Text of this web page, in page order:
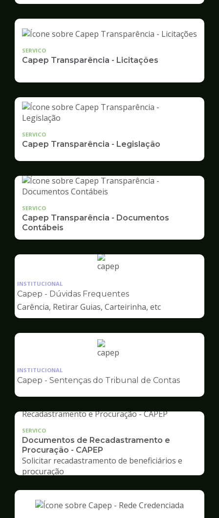
SERVICO
Capep Transparência - Licitações
SERVICO
Capep Transparência - Legislação
SERVICO
Capep Transparência - Documentos
Contábeis
Ilustração
pagina
de
Capep
INSTITUCIONAL
Capep - Dúvidas Frequentes
Carência, Retirar Guias, Carteirinha, etc
Ilustração
pagina
Capep
INSTITUCIONAL
Capep - Sentenças do Tribunal de Contas
SERVICO
Documentos de Recadastramento e
Procuração - CAPEP
Solicitar recadastramento de beneficiários e
procuração